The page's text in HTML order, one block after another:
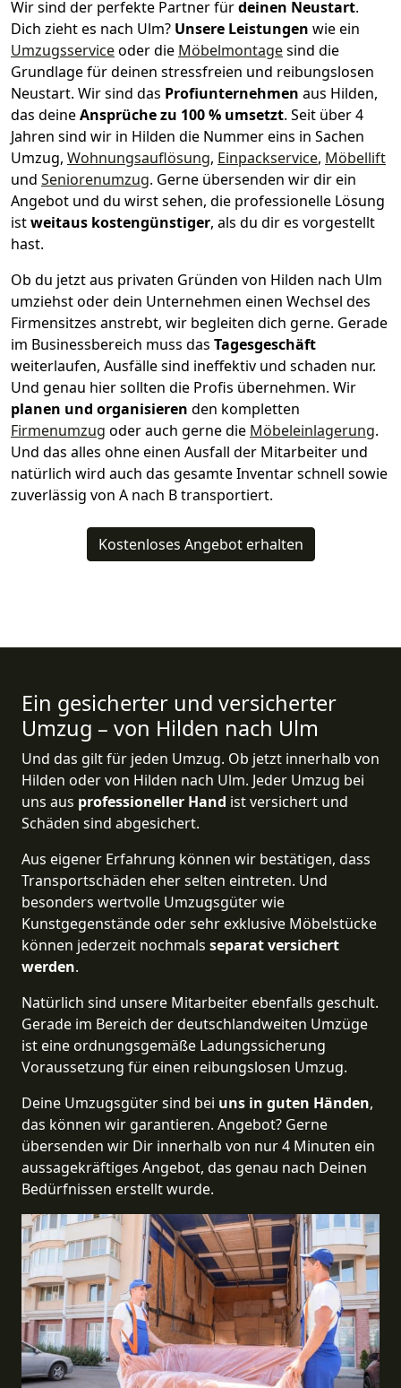
Wir sind der perfekte Partner fürdeinen Neustart.
Dich zieht es nach Ulm? Unsere Leistungen wie ein
Umzugsserviceoder die Möbelmontagesind die
Grundlage für deinen stressfreien und reibungslosen
Neustart. Wir sind das Profiunternehmen aus Hilden,
das deineAnsprüche zu 100 % umsetzt. Seit über 4
Jahren sind wir in Hilden die Nummer eins in Sachen
Umzug, Wohnungsauflösung, Einpackservice, Möbellift
und Seniorenumzug. Gerne übersenden wir dir ein
Angebot und du wirst sehen, die professionelle Lösung
istweitaus kostengünstiger, als du dir es vorgestellt
hast.
Ob du jetzt aus privaten Gründen von Hilden nach Ulm
umziehst oder dein Unternehmen einen Wechsel des
Firmensitzes anstrebt, wir begleiten dich gerne. Gerade
im Businessbereich muss das Tagesgeschäft
weiterlaufen, Ausfälle sind ineffektiv und schaden nur.
Und genau hier sollten die Profis übernehmen. Wir
planen und organisieren den kompletten
Firmenumzug oder auch gerne die Möbeleinlagerung.
Und das alles ohne einen Ausfall der Mitarbeiter und
natürlich wird auch das gesamte Inventar schnell sowie
zuverlässig von A nach B transportiert.
Kostenloses Angebot erhalten
Ein gesicherter und versicherter
Umzug – von Hilden nach Ulm
Und das gilt für jeden Umzug. Ob jetzt innerhalb von
Hilden oder von Hilden nach Ulm. Jeder Umzug bei
uns aus professioneller Hand ist versichert und
Schäden sind abgesichert.
Aus eigener Erfahrung können wir bestätigen, dass
Transportschäden eher selten eintreten. Und
besonders wertvolle Umzugsgüter wie
Kunstgegenstände oder sehr exklusive Möbelstücke
können jederzeit nochmals separat versichert
werden.
Natürlich sind unsere Mitarbeiter ebenfalls geschult.
Gerade im Bereich der deutschlandweiten Umzüge
ist eine ordnungsgemäße Ladungssicherung
Voraussetzung für einen reibungslosen Umzug.
Deine Umzugsgüter sind bei uns in guten Händen,
das können wir garantieren. Angebot? Gerne
übersenden wir Dir innerhalb von nur 4 Minuten ein
aussagekräftiges Angebot, das genau nach Deinen
Bedürfnissen erstellt wurde.